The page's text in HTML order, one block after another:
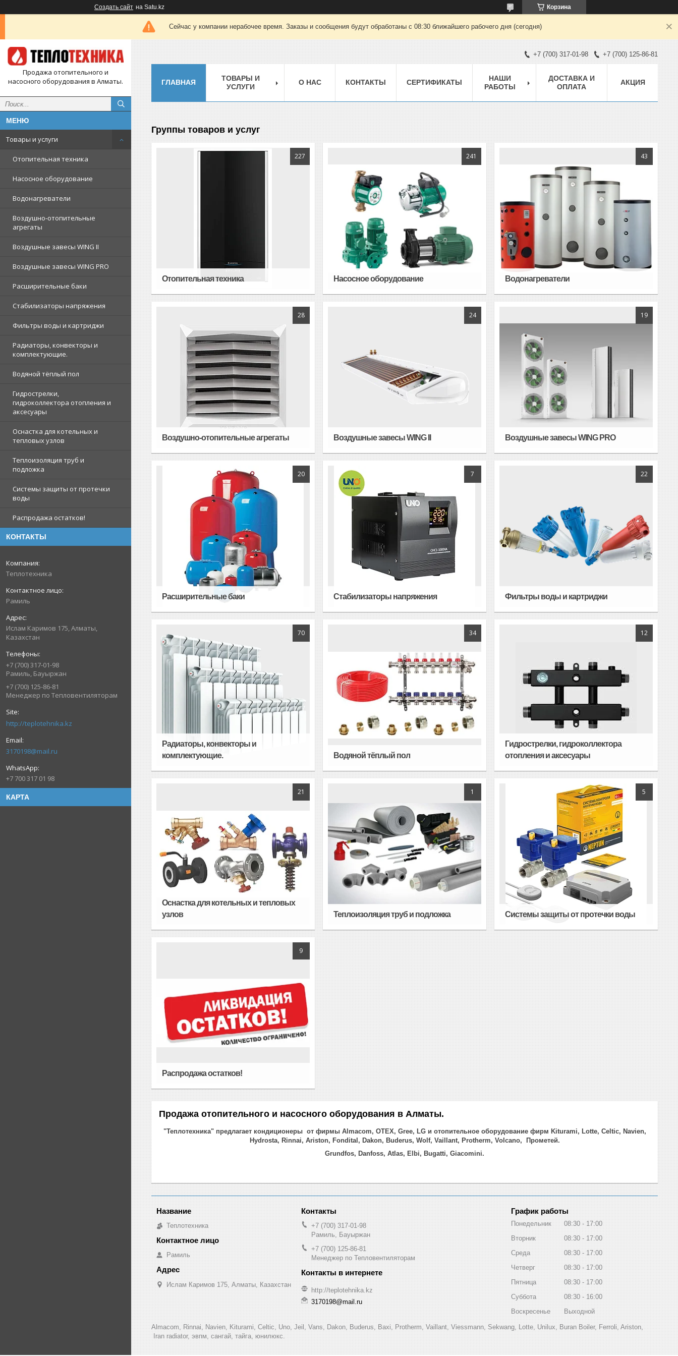
Создать сайт на Satu.kz Корзина
Сейчас у компании нерабочее время. Заказы и сообщения будут обработаны с 08:30 ближайшего рабочего дня (сегодня)
Продажа отопительного и
насосного оборудования в Алматы.
Товары и услуги
Отопительная техника
Насосное оборудование
Водонагреватели
Воздушно-отопительные
агрегаты
Воздушные завесы WING II
Воздушные завесы WING PRO
Расширительные баки
Стабилизаторы напряжения
Фильтры воды и картриджи
Радиаторы, конвекторы и
комплектующие.
Водяной тёплый пол
Гидрострелки,
гидроколлектора отопления и
аксесуары
Оснастка для котельных и
тепловых узлов
Теплоизоляция труб и
подложка
Системы защиты от протечки
воды
Распродажа остатков!
КОНТАКТЫ
Теплотехника
Рамиль
Ислам Каримов 175, Алматы,
Казахстан
+7 (700) 317-01-98
Рамиль, Бауыржан
+7 (700) 125-86-81
Менеджер по Тепловентиляторам
http://teplotehnika.kz
3170198@mail.ru
+7 700 317 01 98
КАРТА
+7 (700) 317-01-98 +7 (700) 125-86-81
ГЛАВНАЯ
ТОВАРЫ И
УСЛУГИ
О НАС КОНТАКТЫ СЕРТИФИКАТЫ
НАШИ
РАБОТЫ
ДОСТАВКА И
ОПЛАТА
АКЦИЯ
Группы товаров и услуг
227
Отопительная техника
241
Насосное оборудование
43
Водонагреватели
28
Воздушно-отопительные агрегаты
24
Воздушные завесы WING II
19
Воздушные завесы WING PRO
20
Расширительные баки
7
Стабилизаторы напряжения
22
Фильтры воды и картриджи
70
Радиаторы, конвекторы и
комплектующие.
34
Водяной тёплый пол
12
Гидрострелки, гидроколлектора
отопления и аксесуары
21
Оснастка для котельных и тепловых
узлов
1
Теплоизоляция труб и подложка
5
Системы защиты от протечки воды
9
Распродажа остатков!
Продажа отопительного и насосного оборудования в Алматы.
"Теплотехника" предлагает кондиционеры от фирмы Almacom, OTEX, Gree, LG и отопительное оборудование фирм Kiturami, Lotte, Celtic, Navien,
Hydrosta, Rinnai, Ariston, Fondital, Dakon, Buderus, Wolf, Vaillant, Protherm, Volcano, Прометей.
Grundfos, Danfoss, Atlas, Elbi, Bugatti, Giacomini.
Теплотехника
Рамиль
Ислам Каримов 175, Алматы, Казахстан
+7 (700) 317-01-98
Рамиль, Бауыржан
+7 (700) 125-86-81
Менеджер по Тепловентиляторам
http://teplotehnika.kz
3170198@mail.ru
График работы
Понедельник 08:30
17:00
Вторник
08:30
17:00
Среда
08:30
17:00
Четверг
08:30
17:00
Пятница
08:30
17:00
Суббота
08:30
16:00
Воскресенье
Выходной
Almacom, Rinnai, Navien, Kiturami, Celtic, Uno, Jeil, Vans, Dakon, Buderus, Baxi, Protherm, Vaillant, Viessmann, Sekwang, Lotte, Unilux, Buran Boiler, Ferroli, Ariston,
Iran radiator, эвпм, сангай, тайга, юнилюкс.